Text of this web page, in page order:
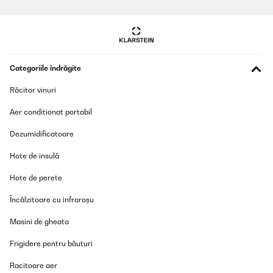
gekauft um im Winter eine jeweils kurz nutzbare elektrische
senken. Es ist aber klar, dass das immer nur ganz kurz
explodiert. Das wäre dann kontraproduktiv. Das Stück verbindet
gelieferte Kamin sieht wirklich sehr elegant und wertig aus, ist
recht schwer (23 kg) und wirkt wie aus echtem Stein. Stilistisch
jeden Fall Antik in Richtung klassischer Landhausstil. Der
eingerichtetes Schlafzimmer passt er sicher gut, da er recht klein
warm, darum haben wir die Heizung nur ganz kurz geprüft. Das
Categoriile îndrăgite
Răcitor vinuri
Aer conditionat portabil
Dezumidificatoare
Hote de insulă
Hote de perete
Încălzitoare cu infraroșu
Masini de gheata
Frigidere pentru băuturi
Racitoare aer